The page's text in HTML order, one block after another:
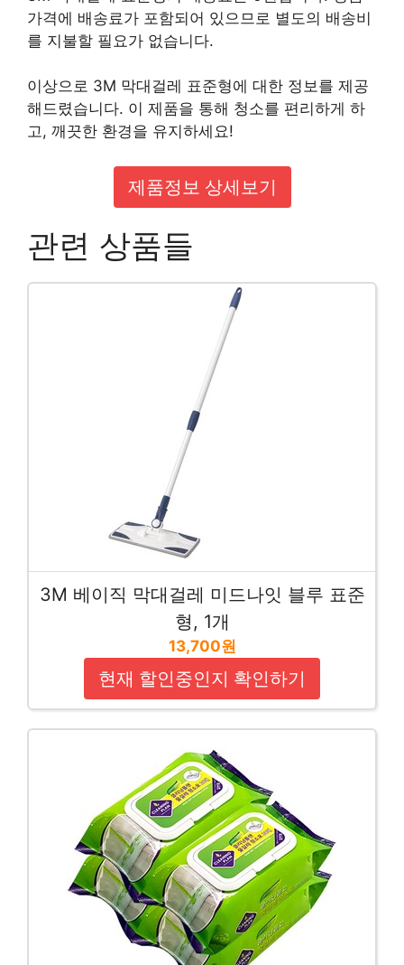
가격에 배송료가 포함되어 있으므로 별도의 배송비
를 지불할 필요가 없습니다.
이상으로 3M 막대걸레 표준형에 대한 정보를 제공
해드렸습니다. 이 제품을 통해 청소를 편리하게 하
고, 깨끗한 환경을 유지하세요!
제품정보 상세보기
관련 상품들
3M 베이직 막대걸레 미드나잇 블루 표준
형, 1개
13,700원
현재 할인중인지 확인하기